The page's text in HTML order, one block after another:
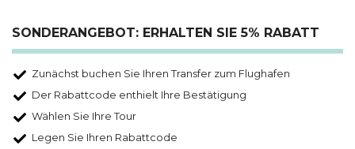
SONDERANGEBOT: ERHALTEN SIE 5% RABATT
Zunächst buchen Sie Ihren Transfer zum Flughafen
Der Rabattcode enthielt Ihre Bestätigung
Wählen Sie Ihre Tour
Legen Sie Ihren Rabattcode